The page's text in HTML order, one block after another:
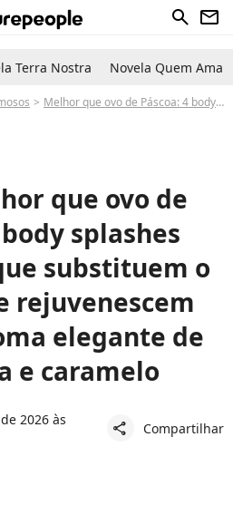
search newsletter
Terra Nostra Novela Quem Ama
Melhor que ovo de Páscoa: 4 body splashes gourmand que substituem o chocolate e rejuvenescem com um aroma elegante de baunilha e caramelo
que ovo de
splashes
substituem o
rejuvenescem
elegante de
e caramelo
2026 às
share Compartilhar